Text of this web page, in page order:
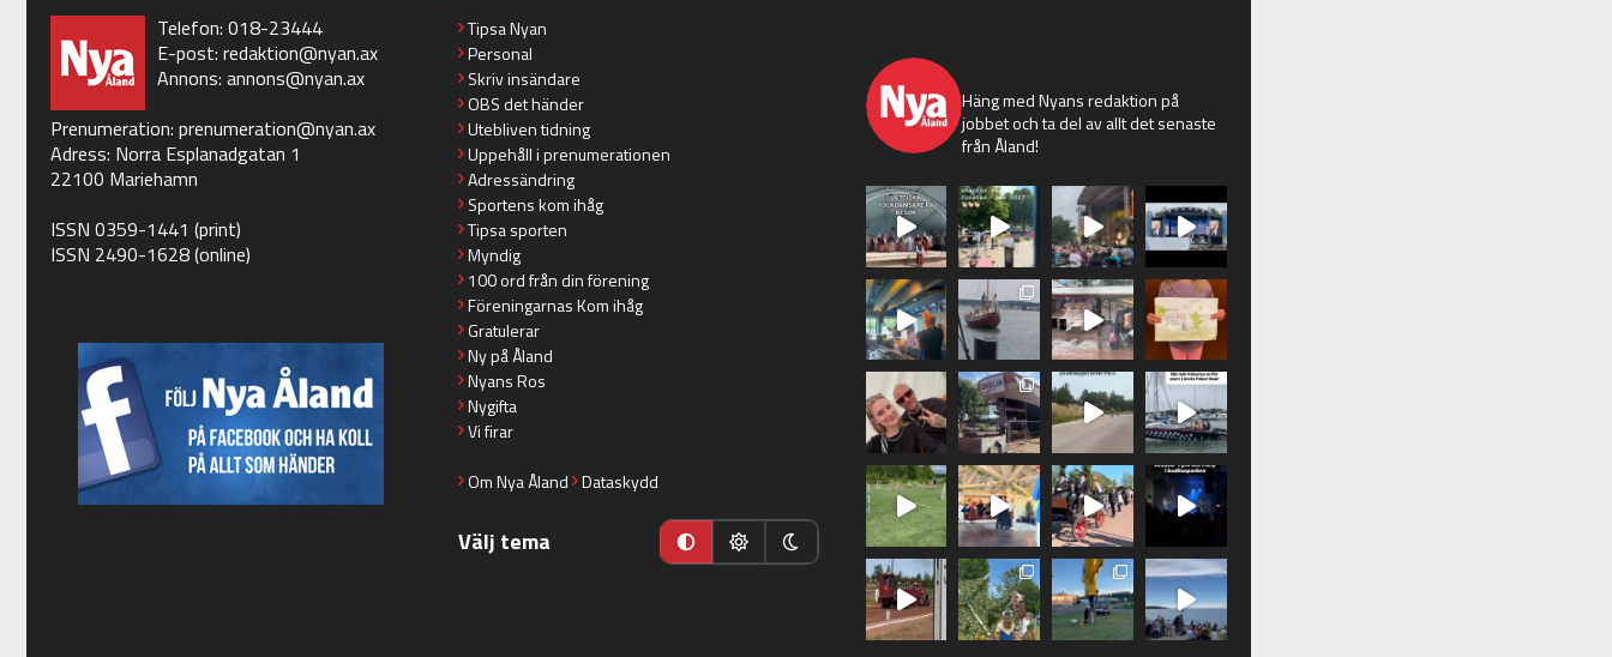
Telefon: 018-23444
E-post: redaktion@nyan.ax
Annons: annons@nyan.ax
Prenumeration: prenumeration@nyan.ax
Adress: Norra Esplanadgatan 1
22100 Mariehamn
ISSN 0359-1441 (print)
ISSN 2490-1628 (online)
Tipsa Nyan
Personal
Skriv insändare
OBS det händer
Utebliven tidning
Uppehåll i prenumerationen
Adressändring
Sportens kom ihåg
Tipsa sporten
Myndig
100 ord från din förening
Föreningarnas Kom ihåg
Gratulerar
Ny på Åland
Nyans Ros
Nygifta
Vi firar
Om Nya Åland Dataskydd
Välj tema
Häng med Nyans redaktion på
jobbet och ta del av allt det senaste
från Åland!